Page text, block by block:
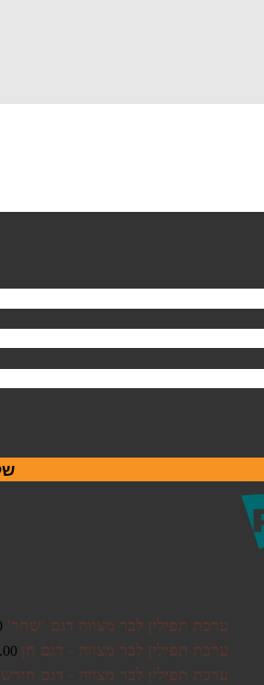
ערכת תפילין לבר מצווה דגם 'שחר'
ערכת תפילין לבר מצווה - דגם חן
ערכת תפילין לבר מצווה - דגם חורש